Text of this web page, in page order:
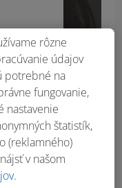
rôzne
údajov
potrebné na
fungovanie,
nastavenie
štatistík,
(reklamného)
v našom
.